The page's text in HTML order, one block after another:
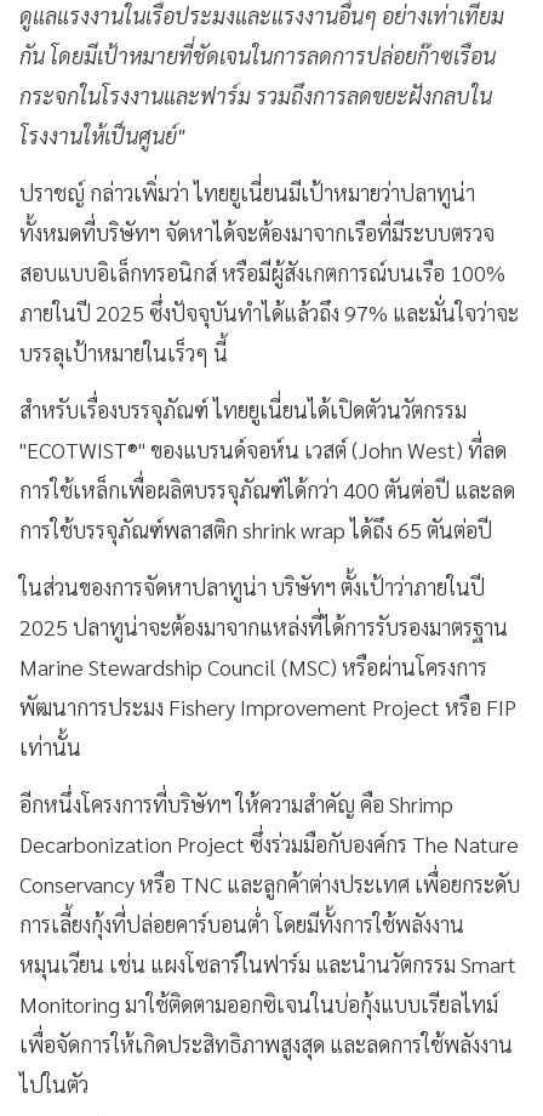
ดูแลแรงงานในเรือประมงและแรงงานอื่นๆ อย่างเท่าเทียม
กัน โดยมีเป้าหมายที่ชัดเจนในการลดการปล่อยก๊าซเรือน
กระจกในโรงงานและฟาร์ม รวมถึงการลดขยะฝังกลบใน
โรงงานให้เป็นศูนย์"
ปราชญ์ กล่าวเพิ่มว่า ไทยยูเนี่ยนมีเป้าหมายว่าปลาทูน่า
ทั้งหมดที่บริษัทฯ จัดหาได้จะต้องมาจากเรือที่มีระบบตรวจ
สอบแบบอิเล็กทรอนิกส์ หรือมีผู้สังเกตการณ์บนเรือ 100%
ภายในปี 2025 ซึ่งปัจจุบันทำได้แล้วถึง 97% และมั่นใจว่าจะ
บรรลุเป้าหมายในเร็วๆ นี้
สำหรับเรื่องบรรจุภัณฑ์ ไทยยูเนี่ยนได้เปิดตัวนวัตกรรม
"ECOTWIST®" ของแบรนด์จอห์น เวสต์ (John West) ที่ลด
การใช้เหล็กเพื่อผลิตบรรจุภัณฑ์ได้กว่า 400 ตันต่อปี และลด
การใช้บรรจุภัณฑ์พลาสติก shrink wrap ได้ถึง 65 ตันต่อปี
ในส่วนของการจัดหาปลาทูน่า บริษัทฯ ตั้งเป้าว่าภายในปี
2025 ปลาทูน่าจะต้องมาจากแหล่งที่ได้การรับรองมาตรฐาน
Marine Stewardship Council (MSC) หรือผ่านโครงการ
พัฒนาการประมง Fishery Improvement Project หรือ FIP
เท่านั้น
อีกหนึ่งโครงการที่บริษัทฯ ให้ความสำคัญ คือ Shrimp
Decarbonization Project ซึ่งร่วมมือกับองค์กร The Nature
Conservancy หรือ TNC และลูกค้าต่างประเทศ เพื่อยกระดับ
การเลี้ยงกุ้งที่ปล่อยคาร์บอนต่ำ โดยมีทั้งการใช้พลังงาน
หมุนเวียน เช่น แผงโซลาร์ในฟาร์ม และนำนวัตกรรม Smart
Monitoring มาใช้ติดตามออกซิเจนในบ่อกุ้งแบบเรียลไทม์
เพื่อจัดการให้เกิดประสิทธิภาพสูงสุด และลดการใช้พลังงาน
ไปในตัว